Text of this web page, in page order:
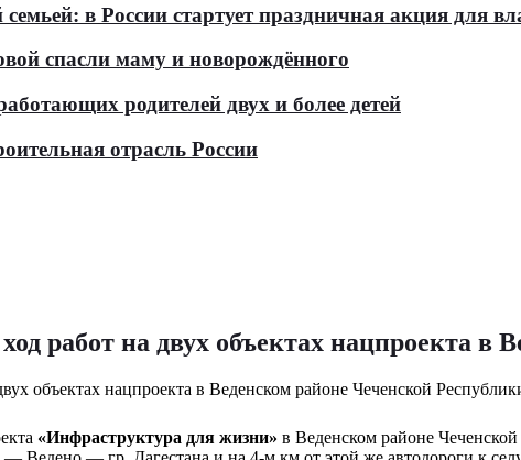
семьей: в России стартует праздничная акция для
спасли маму и новорождённого
родителей двух и более детей
отрасль России
работ на двух объектах нацпроекта в
«Инфраструктура для жизни» в Веденском районе